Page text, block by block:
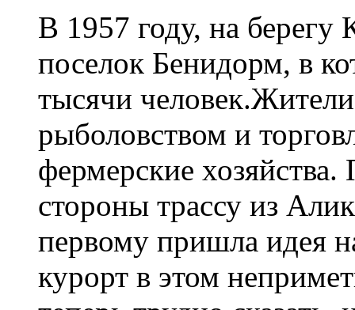
В 1957 году, на берегу
поселок Бенидорм, в
тысячи
рыболовством и
фермерские
стороны трассу из
первому пришла идея
курорт в этом